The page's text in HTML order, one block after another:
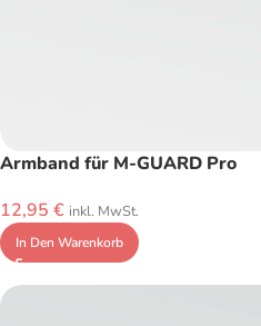
Armband für M-GUARD Pro
12,95 € inkl. MwSt.
In Den Warenkorb